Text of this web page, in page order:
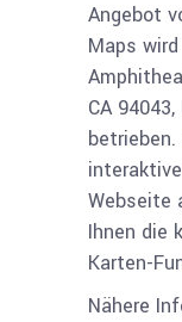
Angebot
Maps
CA
betrieben.
Webseite
Ihnen die
Karten-
Nähere